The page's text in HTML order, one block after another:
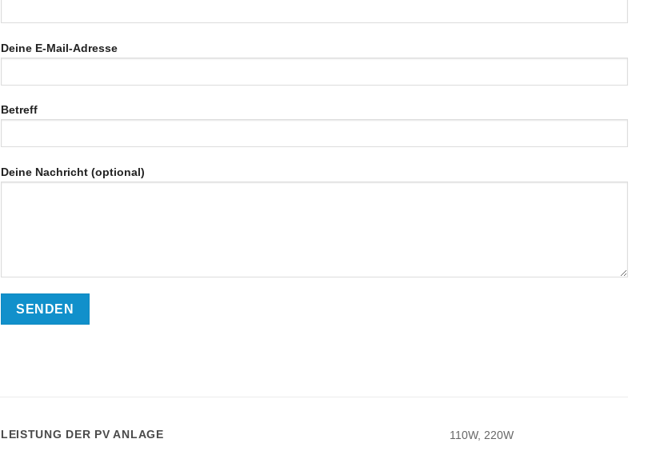
Deine E-Mail-Adresse
Betreff
Deine Nachricht (optional)
LEISTUNG DER PV ANLAGE 110W, 220W